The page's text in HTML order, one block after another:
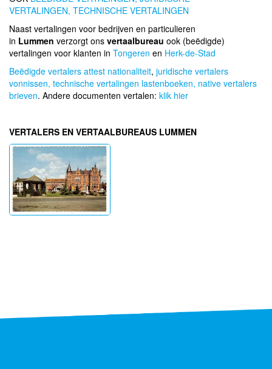
VERTALINGEN, TECHNISCHE VERTALINGEN
Naast vertalingen voor bedrijven en particulieren
in Lummen verzorgt ons vertaalbureau ook (beëdigde)
vertalingen voor klanten in Tongeren en Herk-de-Stad
Beëdigde vertalers attest nationaliteit, juridische vertalers
vonnissen, technische vertalingen lastenboeken, native vertalers
brieven. Andere documenten vertalen: klik hier
VERTALERS EN VERTAALBUREAUS LUMMEN